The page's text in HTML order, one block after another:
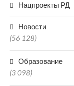
Нацпроекты РД
Новости
(56 128)
Образование
(3 098)